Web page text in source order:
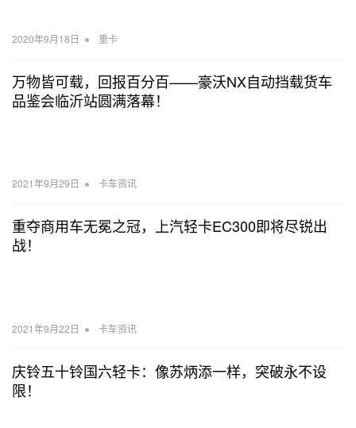
2020年9月18日 • 重卡
万物皆可载，回报百分百——豪沃NX自动挡载货车
品鉴会临沂站圆满落幕！
2021年9月29日 • 卡车资讯
重夺商用车无冕之冠，上汽轻卡EC300即将尽锐出
战！
2021年9月22日 • 卡车资讯
庆铃五十铃国六轻卡：像苏炳添一样，突破永不设
限！